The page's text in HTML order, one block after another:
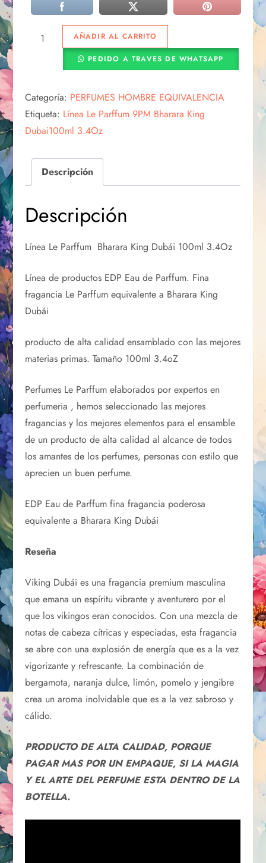
AÑADIR AL CARRITO
PEDIDO A TRAVES DE WHATSAPP
Categoría: PERFUMES HOMBRE EQUIVALENCIA
Etiqueta: Línea Le Parffum 9PM Bharara King
Dubai100ml 3.4Oz
Descripción
Descripción
Línea Le Parffum Bharara King Dubái 100ml 3.4Oz
Línea de productos EDP Eau de Parffum. Fina
fragancia Le Parffum equivalente a Bharara King
Dubái
producto de alta calidad ensamblado con las mejores
materias primas. Tamaño 100ml 3.4oZ
Perfumes Le Parffum elaborados por expertos en
perfumeria , hemos seleccionado las mejores
fragancias y los mejores elementos para el ensamble
de un producto de alta calidad al alcance de todos
los amantes de los perfumes, personas con estilo que
aprecien un buen perfume.
EDP Eau de Parffum fina fragancia poderosa
equivalente a Bharara King Dubái
Reseña
Viking Dubái es una fragancia premium masculina
que emana un espíritu vibrante y aventurero por el
que los vikingos eran conocidos. Con una mezcla de
notas de cabeza cítricas y especiadas, esta fragancia
se abre con una explosión de energía que es a la vez
vigorizante y refrescante. La combinación de
bergamota, naranja dulce, limón, pomelo y jengibre
crea un aroma inolvidable que es a la vez sabroso y
cálido.
PRODUCTO DE ALTA CALIDAD, PORQUE
PAGAR MAS POR UN EMPAQUE, SI LA MAGIA
Y EL ARTE DEL PERFUME ESTA DENTRO DE LA
BOTELLA.